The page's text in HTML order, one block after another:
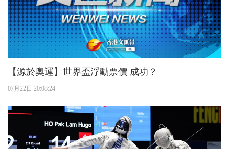
【源於奧運】世界盃浮動票價 成功？
07月22日 20:08:24